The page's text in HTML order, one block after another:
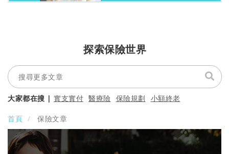
探索保險世界
大家都在搜 | 實支實付 醫療險 保險規劃 小額終老
首頁 保險文章